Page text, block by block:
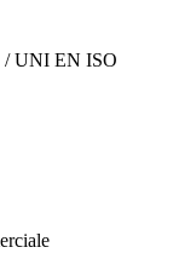
/ UNI EN ISO